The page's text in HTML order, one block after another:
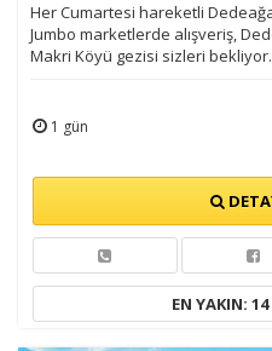
Her Cumartesi hareketli
Jumbo marketlerde alışveriş,
Makri Köyü gezisi sizleri
1 gün
EN YAKIN: